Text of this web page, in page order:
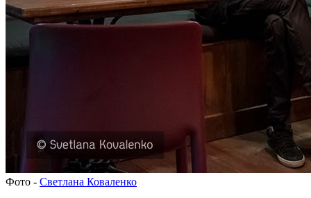
Фото - Светлана Коваленко